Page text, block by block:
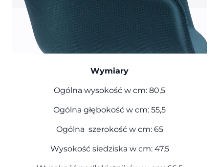
Wymiary
Ogólna wysokość w cm: 80,5
Ogólna głębokość w cm: 55,5
Ogólna szerokość w cm: 65
Wysokość siedziska w cm: 47,5